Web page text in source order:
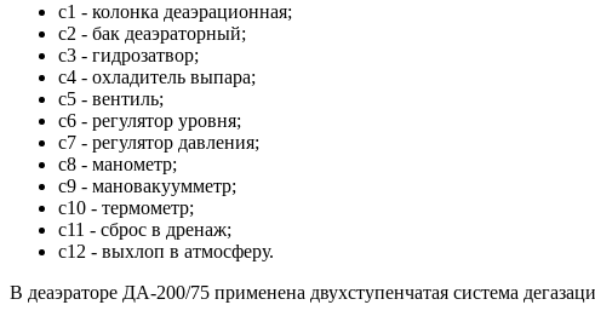
c1 - колонка деаэрационная;
с2 - бак деаэраторный;
с3 - гидрозатвор;
с4 - охладитель выпара;
с5 - вентиль;
с6 - регулятор уровня;
с7 - регулятор давления;
с8 - манометр;
с9 - мановакуумметр;
с10 - термометр;
с11 - сброс в дренаж;
с12 - выхлоп в атмосферу.
В деаэраторе ДА-200/75 применена двухступенчатая система